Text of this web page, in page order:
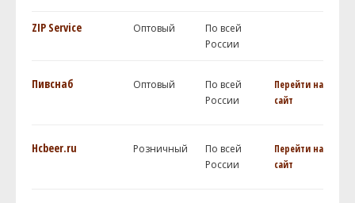
ZIP Service Оптовый
По всей
России
Пивснаб Оптовый
По всей
России
Перейти на
сайт
Hcbeer.ru Розничный
По всей
России
Перейти на
сайт